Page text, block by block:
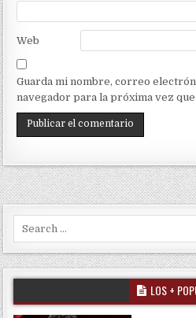
Web
Guarda mi nombre, correo
navegador para la próxima vez
LOS +